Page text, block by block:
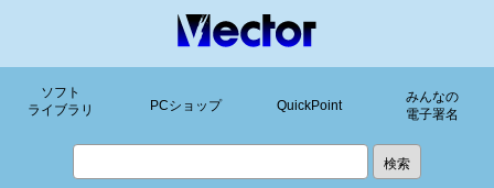
ソフト
ライブラリ
PCショップ QuickPoint
みんなの
電子署名